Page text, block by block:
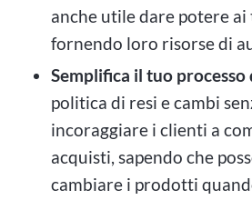
anche utile dare potere
fornendo loro risorse di
Semplifica il tuo processo
politica di resi e cambi
incoraggiare i clienti a
acquisti, sapendo che
cambiare i prodotti